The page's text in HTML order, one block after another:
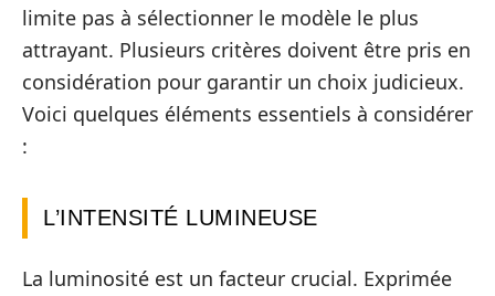
limite pas à sélectionner le modèle le plus
attrayant. Plusieurs critères doivent être pris en
considération pour garantir un choix judicieux.
Voici quelques éléments essentiels à considérer
:
L’INTENSITÉ LUMINEUSE
La luminosité est un facteur crucial. Exprimée